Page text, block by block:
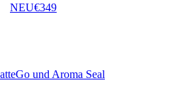
NEU€349
und Aroma Seal